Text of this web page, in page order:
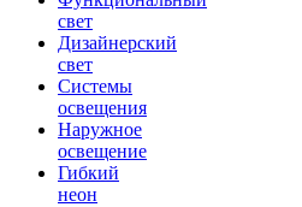
свет
Дизайнерский
свет
Системы
освещения
Наружное
освещение
Гибкий
неон